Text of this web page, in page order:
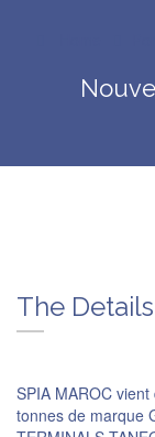
The Details
SPIA MAROC
tonnes de marque